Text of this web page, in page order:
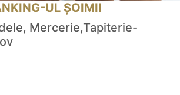
UL ȘOIMII
Mercerie,Tapiterie-